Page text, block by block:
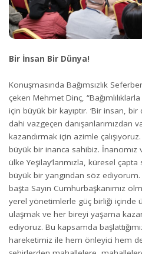
Bir İnsan Bir Dünya!
Konuşmasında Bağımsızlık
çeken Mehmet Dinç,
için büyük bir kayıptır. ‘Bir insan,
dahi vazgeçen danışanlarımızdan
kazandırmak için azimle
büyük bir inanca sahibiz. İnancımız
ülke Yeşilay’larımızla, küresel çapta
büyük bir yangından söz
başta Sayın Cumhurbaşkanımız
yerel yönetimlerle güç birliği içinde
ulaşmak ve her bireyi yaşama
ediyoruz. Bu kapsamda
hareketimiz ile hem önleyici hem